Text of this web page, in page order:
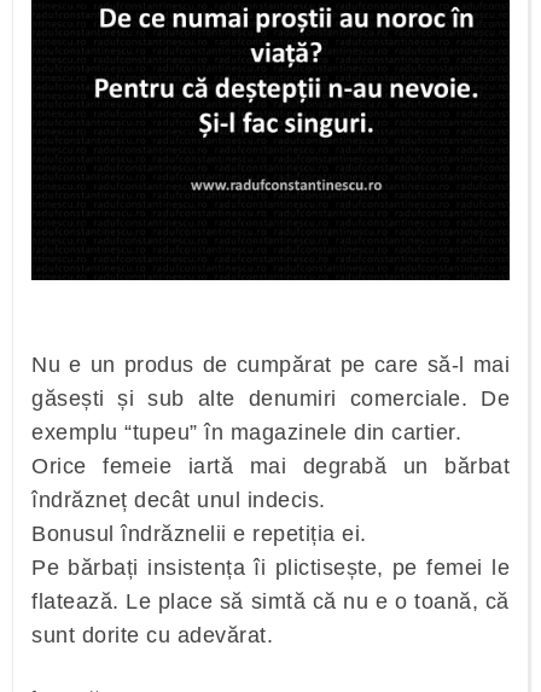
Nu e un produs de cumpărat pe care să-l mai
găsești și sub alte denumiri comerciale. De
exemplu “tupeu” în magazinele din cartier.
Orice femeie iartă mai degrabă un bărbat
îndrăzneț decât unul indecis.
Bonusul îndrăznelii e repetiția ei.
Pe bărbați insistența îi plictisește, pe femei le
flatează. Le place să simtă că nu e o toană, că
sunt dorite cu adevărat.